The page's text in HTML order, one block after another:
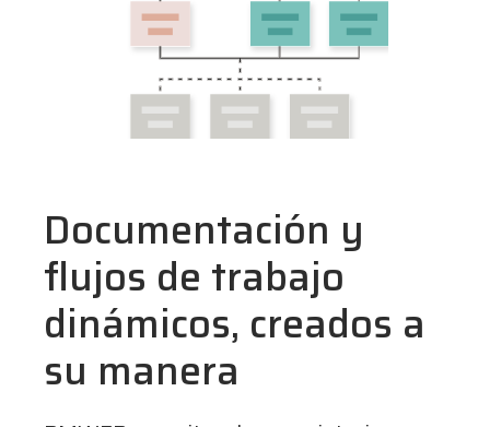
Documentación y
flujos de trabajo
dinámicos, creados a
su manera